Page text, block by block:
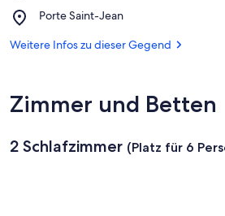
Guillaume
Porte Saint-Jean
Place,
Saint-
Weitere Infos zu dieser Gegend
Zimmer und Betten
2 Schlafzimmer (Platz für 6